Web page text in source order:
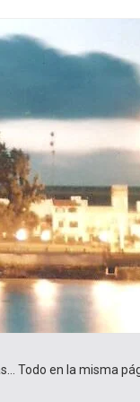
Todo en la misma